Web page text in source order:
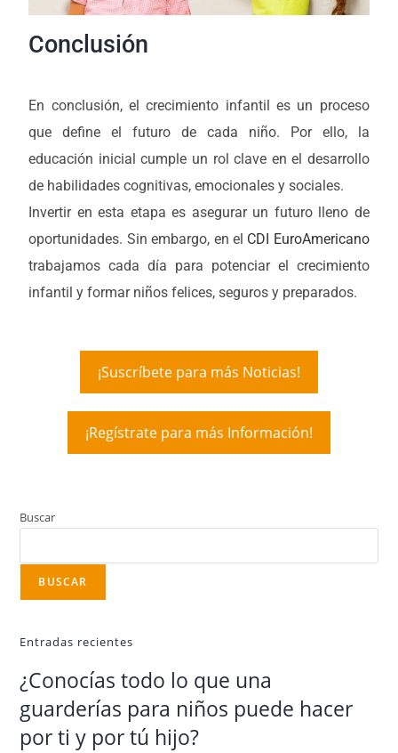
Conclusión
En conclusión, el crecimiento infantil es un proceso
que define el futuro de cada niño. Por ello, la
educación inicial cumple un rol clave en el desarrollo
de habilidades cognitivas, emocionales y sociales.
Invertir en esta etapa es asegurar un futuro lleno de
oportunidades. Sin embargo, en el CDI EuroAmericano
trabajamos cada día para potenciar el crecimiento
infantil y formar niños felices, seguros y preparados.
¡Suscríbete para más Noticias!
¡Regístrate para más Información!
Buscar
BUSCAR
Entradas recientes
¿Conocías todo lo que una
guarderías para niños puede hacer
por ti y por tú hijo?